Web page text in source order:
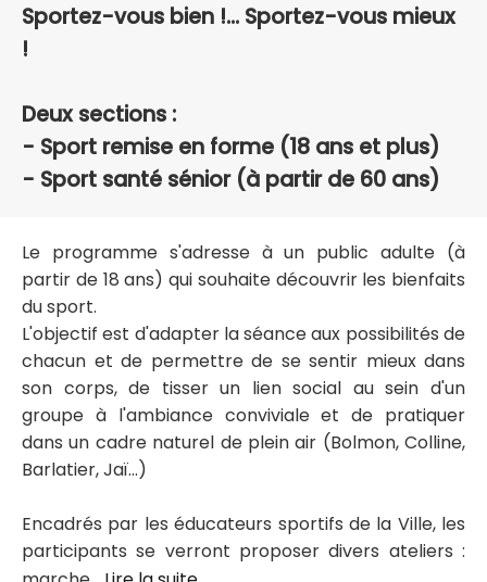
Sportez-vous bien !... Sportez-vous mieux
!
Deux sections :
- Sport remise en forme (18 ans et plus)
- Sport santé sénior (à partir de 60 ans)
Le programme s'adresse à un public adulte (à
partir de 18 ans) qui souhaite découvrir les bienfaits
du sport.
L'objectif est d'adapter la séance aux possibilités de
chacun et de permettre de se sentir mieux dans
son corps, de tisser un lien social au sein d'un
groupe à l'ambiance conviviale et de pratiquer
dans un cadre naturel de plein air (Bolmon, Colline,
Barlatier, Jaï...)
Encadrés par les éducateurs sportifs de la Ville, les
participants se verront proposer divers ateliers :